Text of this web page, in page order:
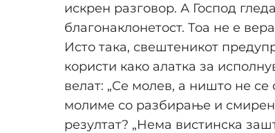
искрен разговор. А Господ
благонаклонетост. Тоа не е
Исто така, свештеникот
користи како алатка за
велат: „Се молев, а ништо не
молиме со разбирање и
резултат? „Нема вистинска